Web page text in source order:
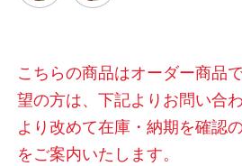
こちらの商品はオーダー商品
望の方は、下記よりお問い合
より改めて在庫・納期を確認
をご案内いたします。